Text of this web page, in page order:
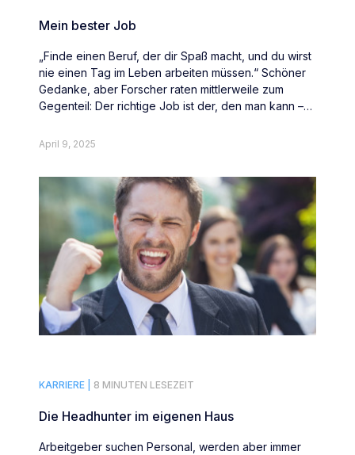
Mein bester Job
„Finde einen Beruf, der dir Spaß macht, und du wirst
nie einen Tag im Leben arbeiten müssen.“ Schöner
Gedanke, aber Forscher raten mittlerweile zum
Gegenteil: Der richtige Job ist der, den man kann –
April 9, 2025
KARRIERE | 8 MINUTEN LESEZEIT
Die Headhunter im eigenen Haus
Arbeitgeber suchen Personal, werden aber immer